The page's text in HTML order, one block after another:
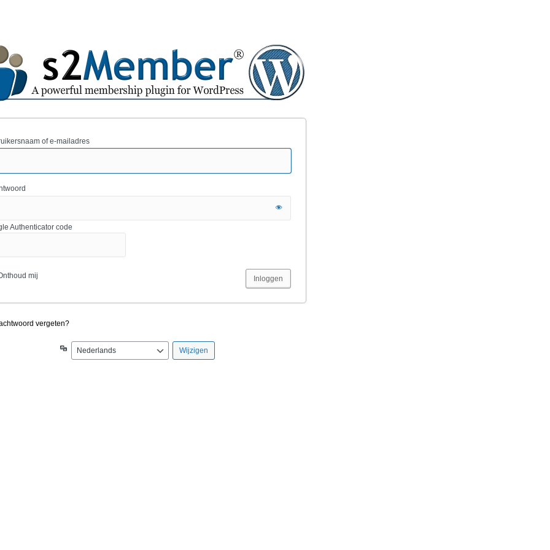
of e-mailadres
Authenticator code
mij
vergeten?
Taal